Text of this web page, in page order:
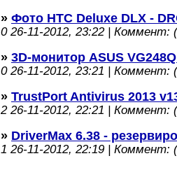
» Фото HTC Deluxe DLX -
026-11-2012, 23:22 | Коммент:
» 3D-монитор ASUS
026-11-2012, 23:21 | Коммент:
» TrustPort Antivirus 2013
226-11-2012, 22:21 | Коммент:
» DriverMax 6.38 -
1 26-11-2012, 22:19 | Коммент: